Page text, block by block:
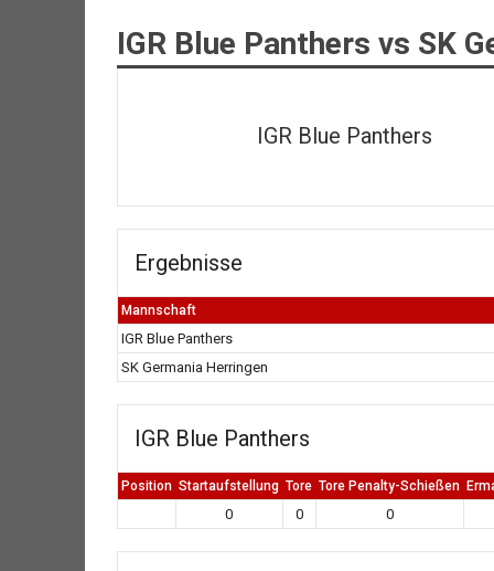
IGR Blue Panthers vs SK
IGR Blue Panthers
Ergebnisse
Mannschaft
IGR Blue Panthers
SK Germania Herringen
IGR Blue Panthers
Position Startaufstellung Tore Tore Penalty-Schießen
0 0 0